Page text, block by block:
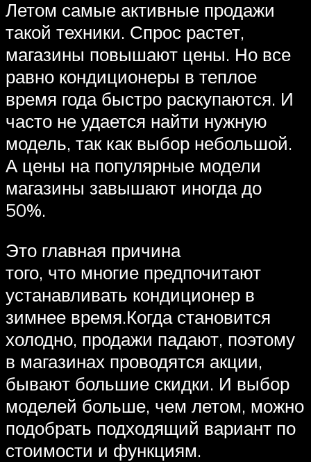
Летом самые активные продажи
такой техники. Спрос растет,
магазины повышают цены. Но все
равно кондиционеры в теплое
время года быстро раскупаются. И
часто не удается найти нужную
модель, так как выбор небольшой.
А цены на популярные модели
магазины завышают иногда до
50%.
Это главная причина
того, что многие предпочитают
устанавливать кондиционер в
зимнее время.Когда становится
холодно, продажи падают, поэтому
в магазинах проводятся акции,
бывают большие скидки. И выбор
моделей больше, чем летом, можно
подобрать подходящий вариант по
стоимости и функциям.